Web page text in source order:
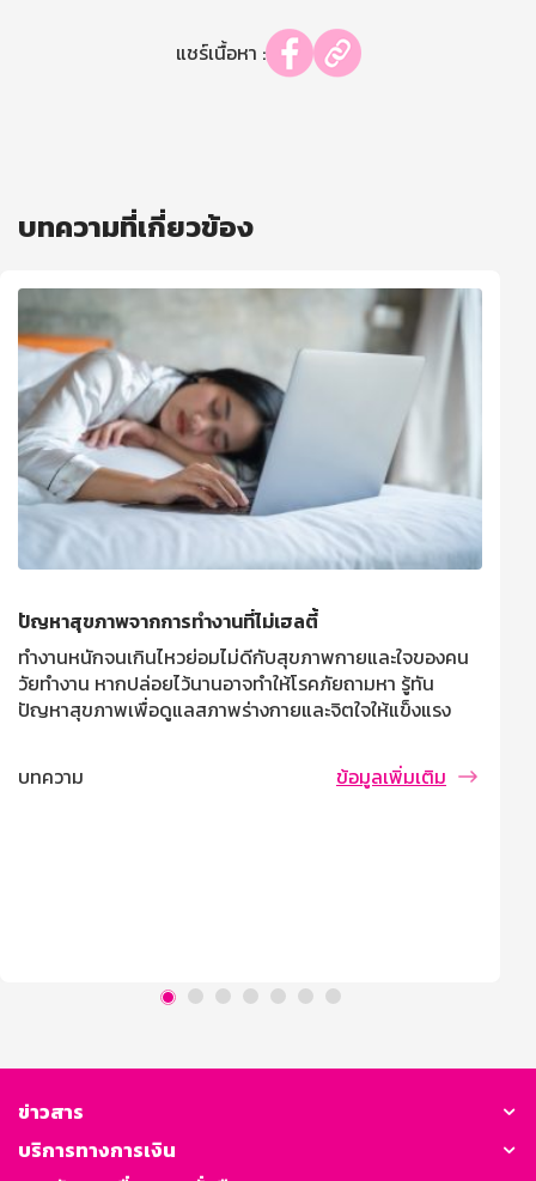
แชร์เนื้อหา :
บทความที่เกี่ยวข้อง
ปัญหาสุขภาพจากการทำงานที่ไม่เฮลตี้
ทำงานหนักจนเกินไหวย่อมไม่ดีกับสุขภาพกายและใจของคน
วัยทำงาน หากปล่อยไว้นานอาจทำให้โรคภัยถามหา รู้ทัน
ปัญหาสุขภาพเพื่อดูแลสภาพร่างกายและจิตใจให้แข็งแรง
บทความ ข้อมูลเพิ่มเติม
ข่าวสาร
บริการทางการเงิน